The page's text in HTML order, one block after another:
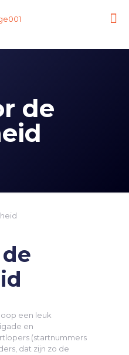
de
een leuk
en
(startnummers
dat zijn zo de